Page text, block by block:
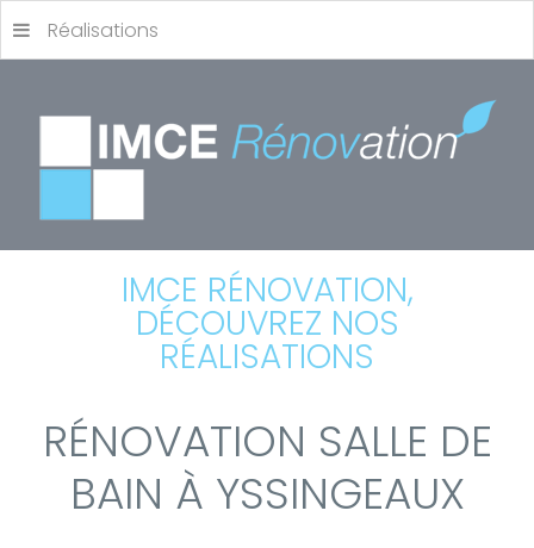
Réalisations
IMCE RÉNOVATION,
DÉCOUVREZ NOS
RÉALISATIONS
RÉNOVATION SALLE DE
BAIN À YSSINGEAUX